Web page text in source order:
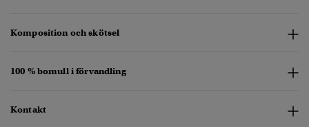
Komposition och skötsel
100 % bomull i förvandling
Kontakt